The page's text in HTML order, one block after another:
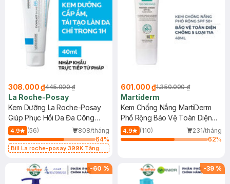
308.000 ₫445.000 ₫
La Roche-Posay
Kem Dưỡng La Roche-Posay
Giúp Phục Hồi Da Đa Công
Dụng 40ml
4.9 (56)
808/tháng
64%
Bill La roche-posay 399K Tặng
(SL có hạn)
601.000 ₫1.350.000 ₫
Martiderm
Kem Chống Nắng MartiDerm
Phổ Rộng Bảo Vệ Toàn Diện
40ml
4.9 (110)
231/tháng
62%
-60 % -39 %